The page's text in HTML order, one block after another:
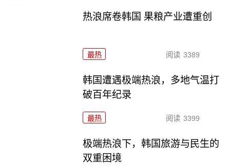
热浪席卷韩国 果粮产业遭重创
最热 阅读 3389
韩国遭遇极端热浪，多地气温打
破百年纪录
最热 阅读 3399
极端热浪下，韩国旅游与民生的
双重困境